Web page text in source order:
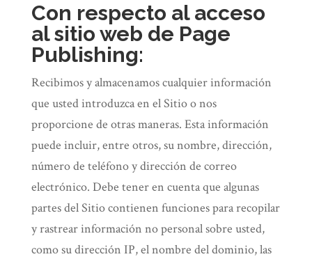
Con respecto al acceso
al sitio web de Page
Publishing:
Recibimos y almacenamos cualquier información
que usted introduzca en el Sitio o nos
proporcione de otras maneras. Esta información
puede incluir, entre otros, su nombre, dirección,
número de teléfono y dirección de correo
electrónico. Debe tener en cuenta que algunas
partes del Sitio contienen funciones para recopilar
y rastrear información no personal sobre usted,
como su dirección IP, el nombre del dominio, las